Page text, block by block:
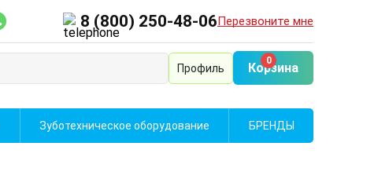
8 (800) 250-48-06Перезвоните мне
Профиль
0
Корзина
Зуботехническое оборудование БРЕНДЫ